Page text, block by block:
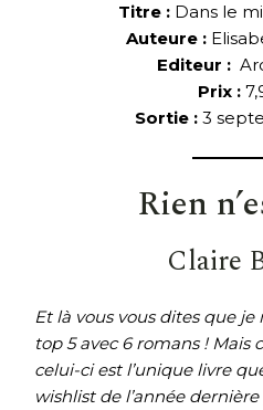
Titre :Dans le
Auteure :
Editeur :
Prix :
Sortie : 3
Rien
Claire
Et là vous vous dites que je
top 5 avec 6 romans ! Mais
celui-ci est l’unique livre
wishlist de l’année